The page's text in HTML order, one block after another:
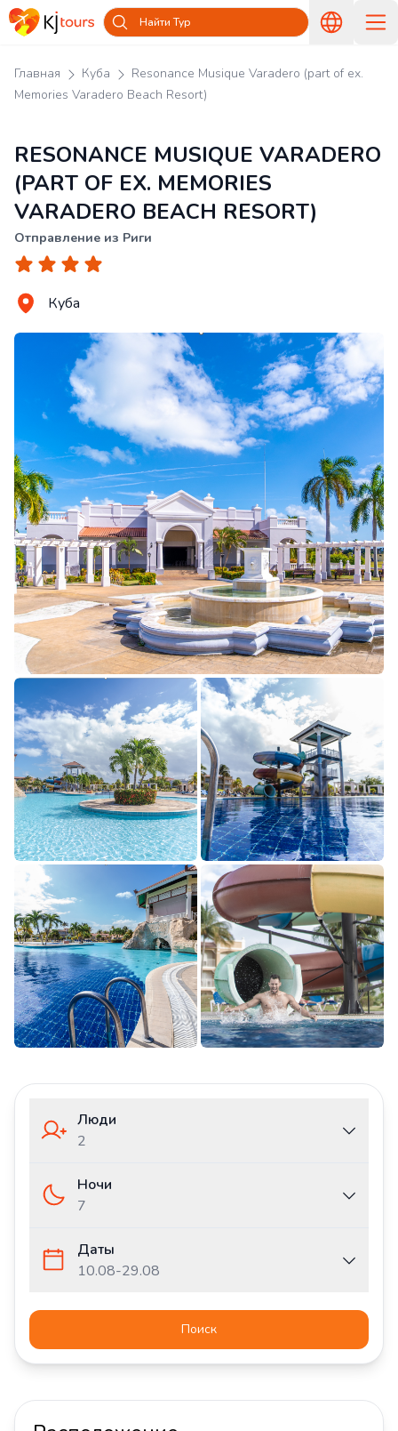
Найти Тур
Главная Куба
Resonance Musique Varadero (part of ex.
Memories Varadero Beach Resort)
RESONANCE MUSIQUE VARADERO
(PART OF EX. MEMORIES
VARADERO BEACH RESORT)
Отправление из Риги
Куба
Люди
2
Ночи
7
Даты
10.08-29.08
Поиск